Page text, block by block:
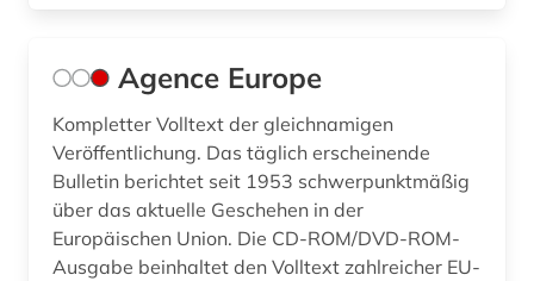
chemie (25)
china (8)
chinesisches recht (1)
codierung (1)
common law (3)
Agence Europe
Kompletter Volltext der gleichnamigen
Veröffentlichung. Das täglich erscheinende
Bulletin berichtet seit 1953 schwerpunktmäßig
über das aktuelle Geschehen in der
Europäischen Union. Die CD-ROM/DVD-ROM-
Ausgabe beinhaltet den Volltext zahlreicher EU-